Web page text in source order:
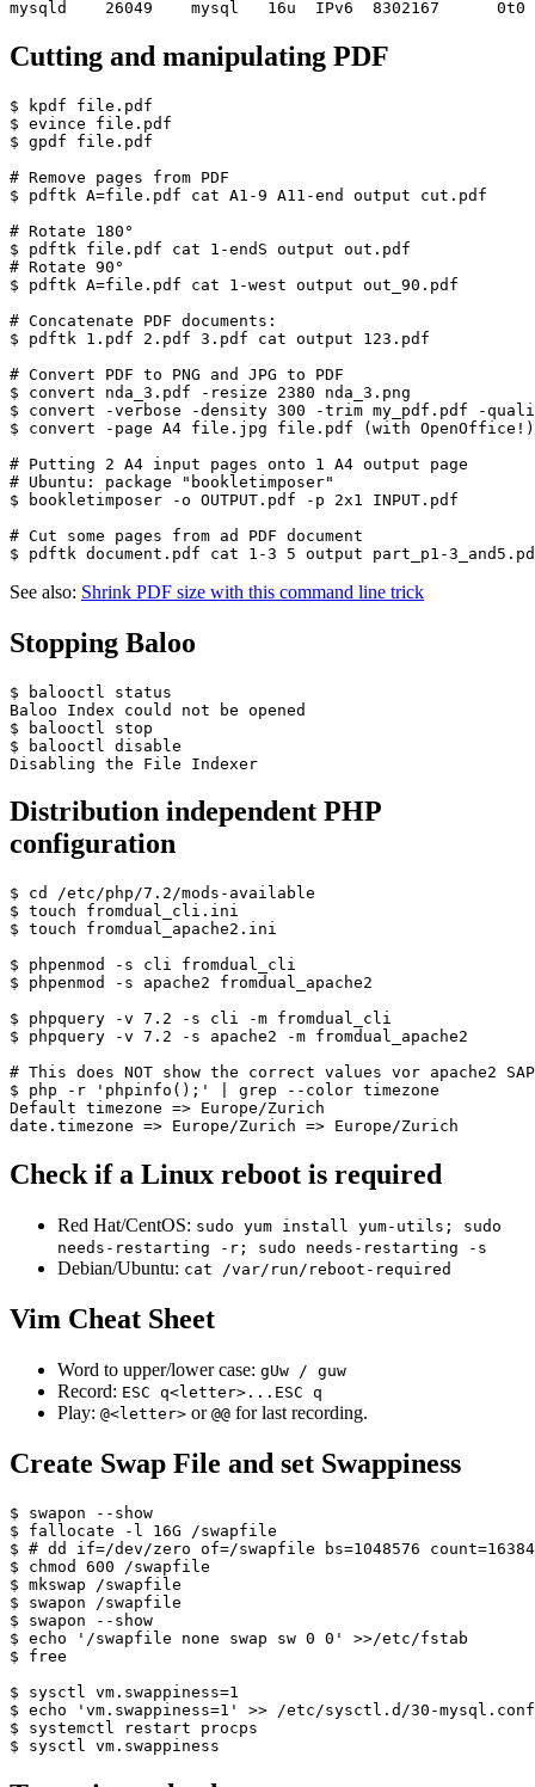
Cutting and manipulating PDF
$ kpdf file.pdf
$ evince file.pdf
$ gpdf file.pdf
# Remove pages from PDF
$ pdftk A=file.pdf cat A1-9 A11-end output cut.pdf
# Rotate 180°
$ pdftk file.pdf cat 1-endS output out.pdf
# Rotate 90°
$ pdftk A=file.pdf cat 1-west output out_90.pdf
# Concatenate PDF documents:
$ pdftk 1.pdf 2.pdf 3.pdf cat output 123.pdf
# Convert PDF to PNG and JPG to PDF
$ convert nda_3.pdf -resize 2380 nda_3.png
$ convert -verbose -density 300 -trim my_pdf.pdf -
$ convert -page A4 file.jpg file.pdf (with OpenOffice!)
# Putting 2 A4 input pages onto 1 A4 output page
# Ubuntu: package "bookletimposer"
$ bookletimposer -o OUTPUT.pdf -p 2x1 INPUT.pdf
# Cut some pages from ad PDF document
See also: Shrink PDF size with this command line trick
Stopping Baloo
$ balooctl status
Baloo Index could not be opened
$ balooctl stop
$ balooctl disable
Distribution independent PHP
configuration
$ cd /etc/php/7.2/mods-available
$ touch fromdual_cli.ini
$ touch fromdual_apache2.ini
$ phpenmod -s cli fromdual_cli
$ phpenmod -s apache2 fromdual_apache2
$ phpquery -v 7.2 -s cli -m fromdual_cli
$ phpquery -v 7.2 -s apache2 -m fromdual_apache2
# This does NOT show the correct values vor apache2
$ php -r 'phpinfo();' | grep --color timezone
Default timezone => Europe/Zurich
Check if a Linux reboot is required
Red Hat/CentOS: sudo yum install yum-utils; sudo
needs-restarting -r; sudo needs-restarting -s
Debian/Ubuntu: cat /var/run/reboot-required
Vim Cheat Sheet
Word to upper/lower case: gUw / guw
Record: ESC q<letter>...ESC q
Play: @<letter> or @@ for last recording.
Create Swap File and set Swappiness
$ swapon --show
$ fallocate -l 16G /swapfile
$ # dd if=/dev/zero of=/swapfile bs=1048576 count=16384
$ chmod 600 /swapfile
$ mkswap /swapfile
$ swapon /swapfile
$ swapon --show
$ echo '/swapfile none swap sw 0 0' >>/etc/fstab
$ free
$ sysctl vm.swappiness=1
$ echo 'vm.swappiness=1' >> /etc/sysctl.d/30-mysql.conf
$ systemctl restart procps